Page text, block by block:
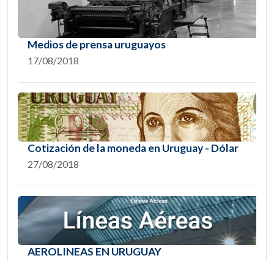
Medios de prensa uruguayos
17/08/2018
Cotización de la moneda en Uruguay - Dólar
27/08/2018
AEROLINEAS EN URUGUAY